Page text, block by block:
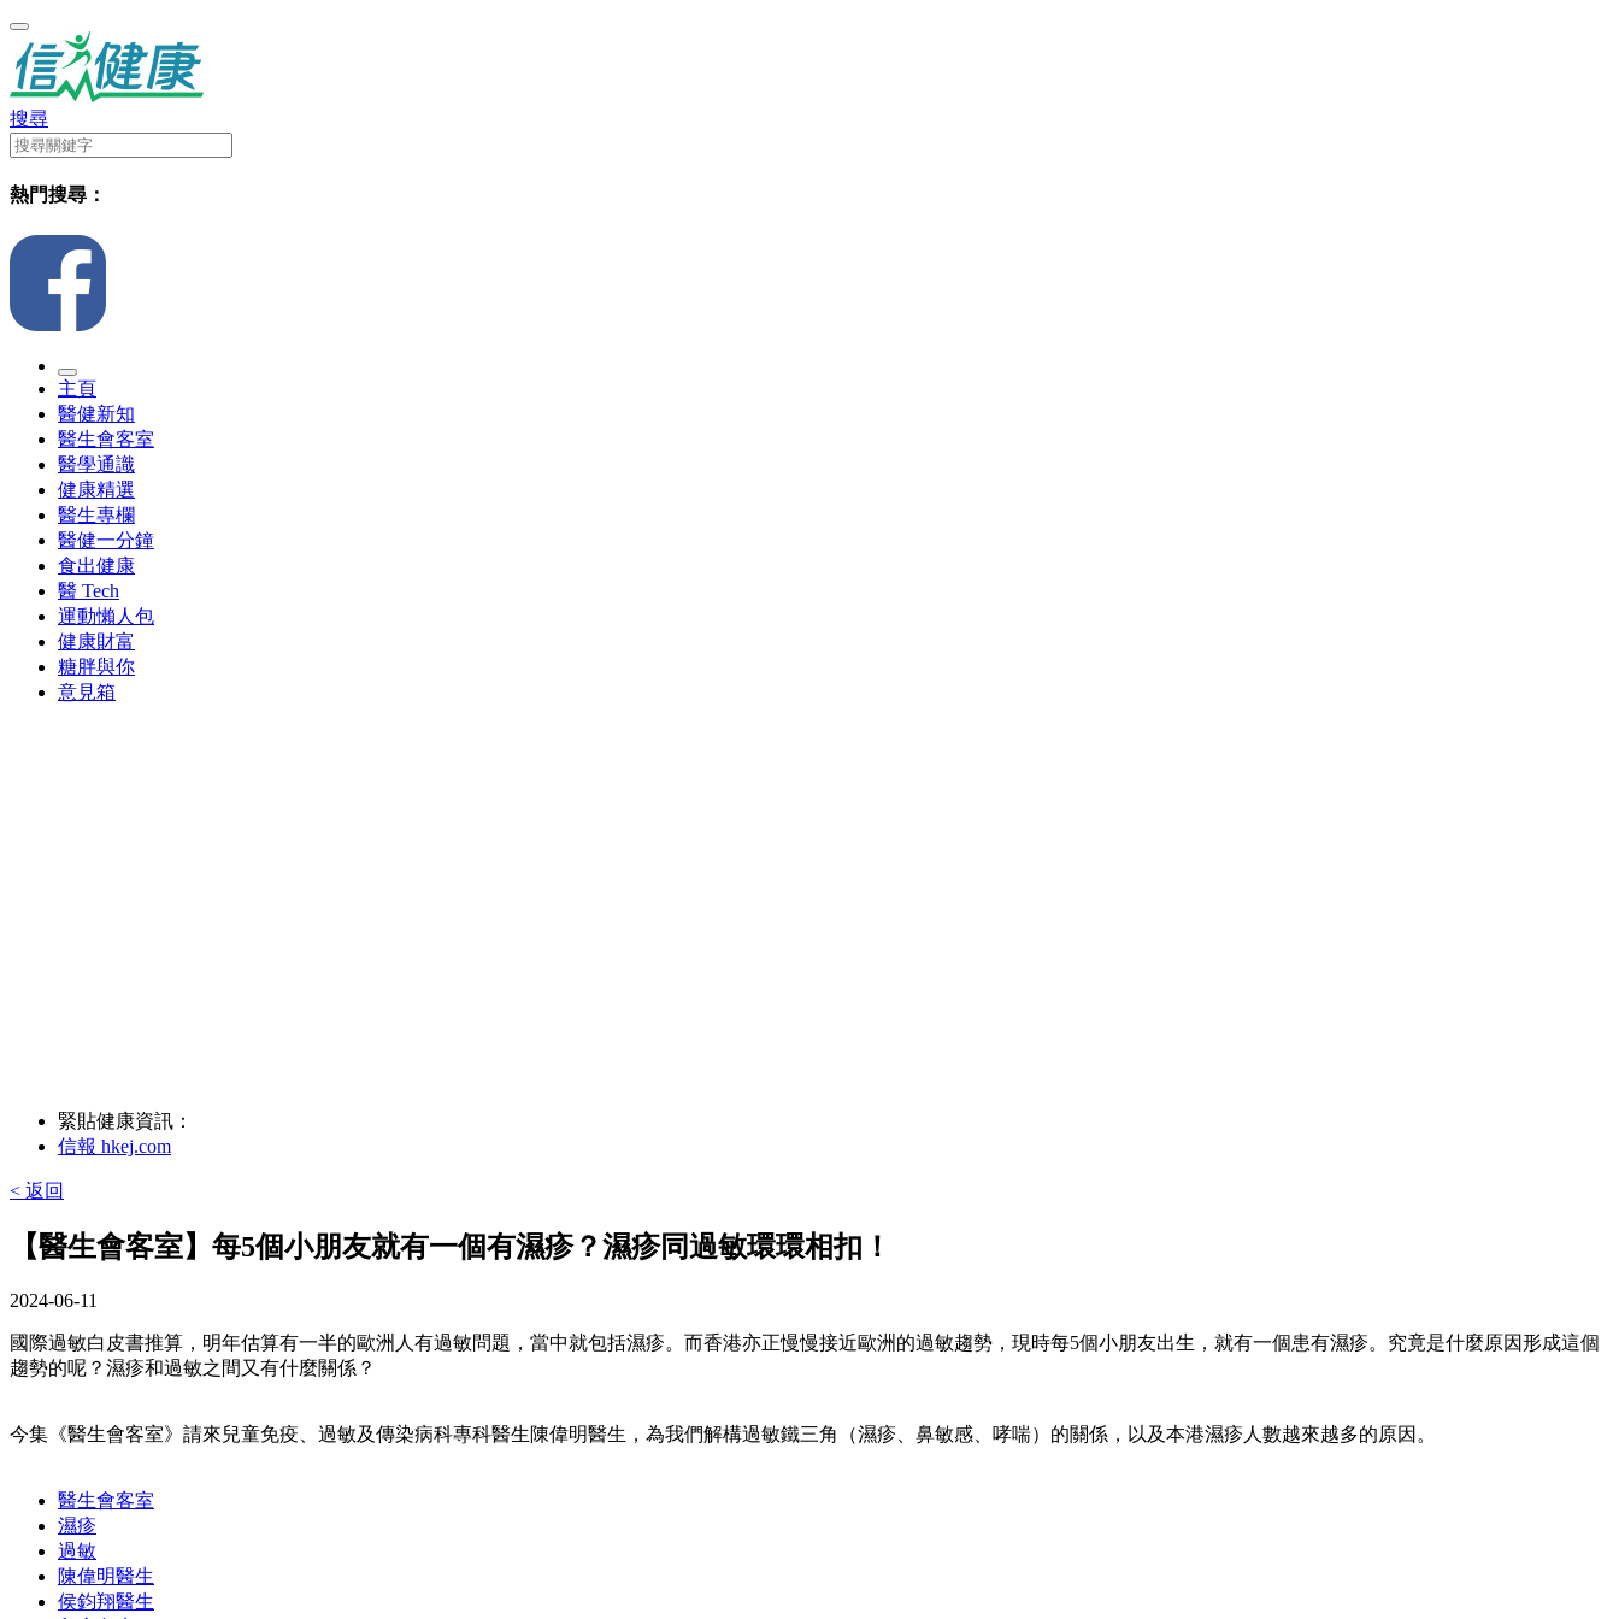
搜尋
熱門搜尋：
主頁
醫健新知
醫生會客室
醫學通識
健康精選
醫生專欄
醫健一分鐘
食出健康
醫 Tech
運動懶人包
健康財富
糖胖與你
意見箱
緊貼健康資訊：
信報 hkej.com
< 返回
【醫生會客室】每5個小朋友就有一個有濕疹？濕疹同過敏環環相扣！
2024-06-11
國際過敏白皮書推算，明年估算有一半的歐洲人有過敏問題，當中就包括濕疹。而香港亦正慢慢接近歐洲的過敏趨勢，現時每5個小朋友出生，就有一個患有濕疹。究竟是什麼原因形成這個
趨勢的呢？濕疹和過敏之間又有什麼關係？
今集《醫生會客室》請來兒童免疫、過敏及傳染病科專科醫生陳偉明醫生，為我們解構過敏鐵三角（濕疹、鼻敏感、哮喘）的關係，以及本港濕疹人數越來越多的原因。
醫生會客室
濕疹
過敏
陳偉明醫生
侯鈞翔醫生